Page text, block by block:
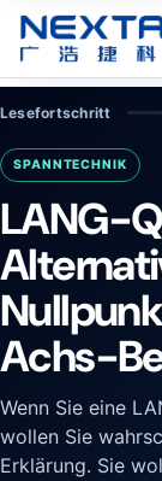
Lesefortschritt
SPANNTECHNIK
LANG-
Achs-
Wenn Sie eine
wollen Sie
Erklärung. Sie